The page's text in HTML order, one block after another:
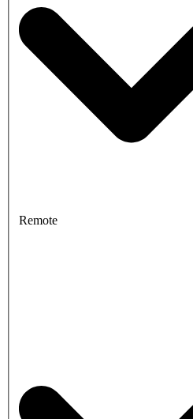
Remote